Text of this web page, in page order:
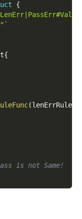
{
{
(
is not Same!